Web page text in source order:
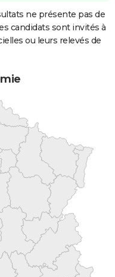
ne présente pas de
candidats sont invités à
ou leurs relevés de